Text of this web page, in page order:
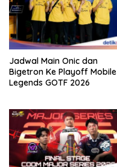
Jadwal Main Onic dan
Bigetron Ke Playoff Mobile
Legends GOTF 2026